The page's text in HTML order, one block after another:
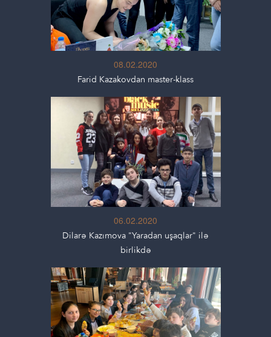
08.02.2020
Farid Kazakovdan master-klass
06.02.2020
Dilarə Kazımova "Yaradan uşaqlar" ilə
birlikdə